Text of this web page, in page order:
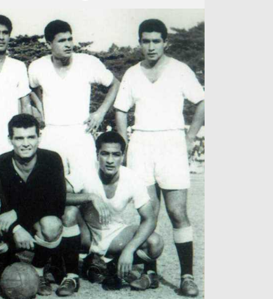
آراء حرة
ركن الألعاب
دوري
دوري
كل البطولات